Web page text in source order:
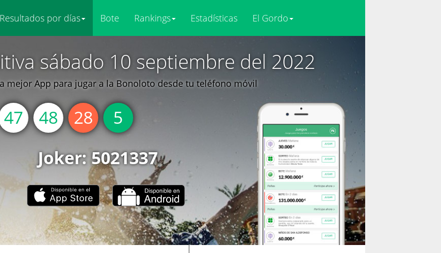
Resultados por días Bote Rankings Estadísticas El Gordo
sábado 10 septiembre del 2022
mejor App para jugar a la Bonoloto desde tu teléfono móvil
47 48 28
5
Joker: 5021337